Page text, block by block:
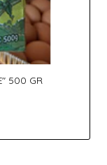
500 GR